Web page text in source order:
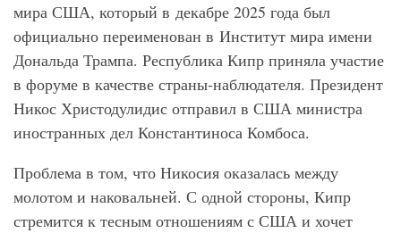
мира США, который в декабре 2025 года был
официально переименован в Институт мира имени
Дональда Трампа. Республика Кипр приняла участие
в форуме в качестве страны-наблюдателя. Президент
Никос Христодулидис отправил в США министра
иностранных дел Константиноса Комбоса.
Проблема в том, что Никосия оказалась между
молотом и наковальней. С одной стороны, Кипр
стремится к тесным отношениям с США и хочет